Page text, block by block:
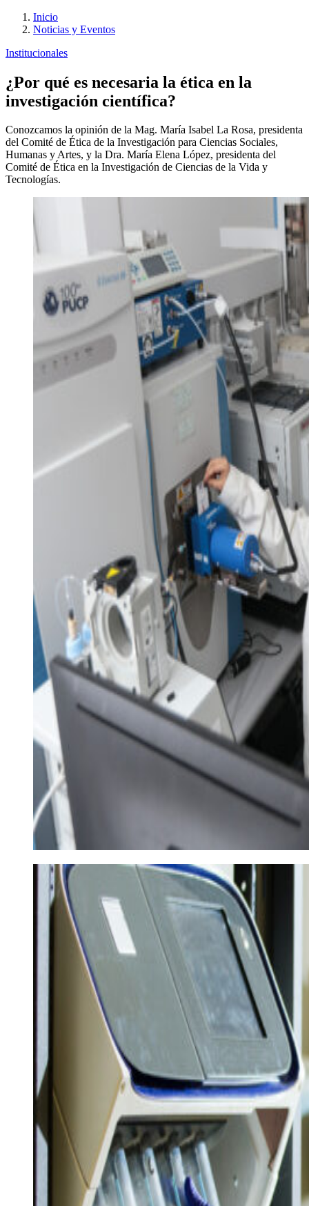
Inicio
Noticias y Eventos
Institucionales
¿Por qué es necesaria la ética en la
investigación científica?
Conozcamos la opinión de la Mag. María Isabel La Rosa, presidenta
del Comité de Ética de la Investigación para Ciencias Sociales,
Humanas y Artes, y la Dra. María Elena López, presidenta del
Comité de Ética en la Investigación de Ciencias de la Vida y
Tecnologías.